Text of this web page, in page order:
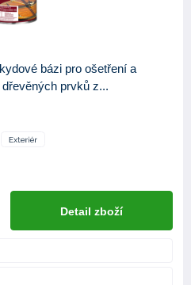
bázi pro ošetření a
prvků z...
Detail zboží